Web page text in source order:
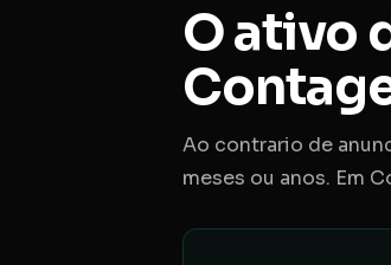
O ativo
Ao contrario de
meses ou anos. Em